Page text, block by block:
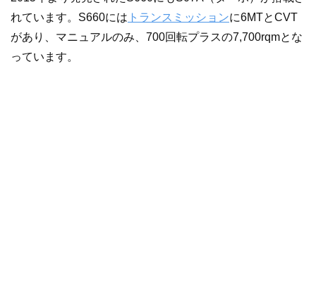
れています。S660には トランスミッションに6MTとCVT
があり、マニュアルのみ、700回転プラスの7,700rqmとな
っています。